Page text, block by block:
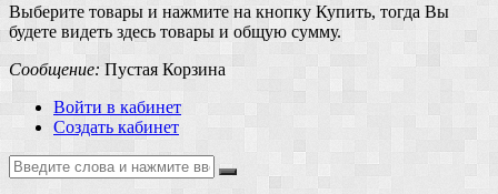
Выберите товары и нажмите на кнопку Купить, тогда Вы
будете видеть здесь товары и общую сумму.
Сообщение: Пустая Корзина
Войти в кабинет
Создать кабинет